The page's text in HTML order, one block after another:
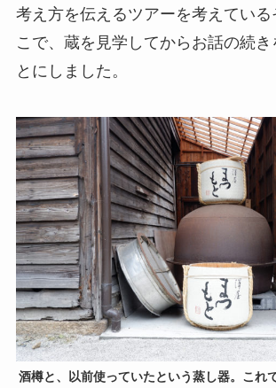
考え方を伝えるツアーを考えている
こで、蔵を見学してからお話の続き
とにしました。
酒樽と、以前使っていたという蒸し器。これ